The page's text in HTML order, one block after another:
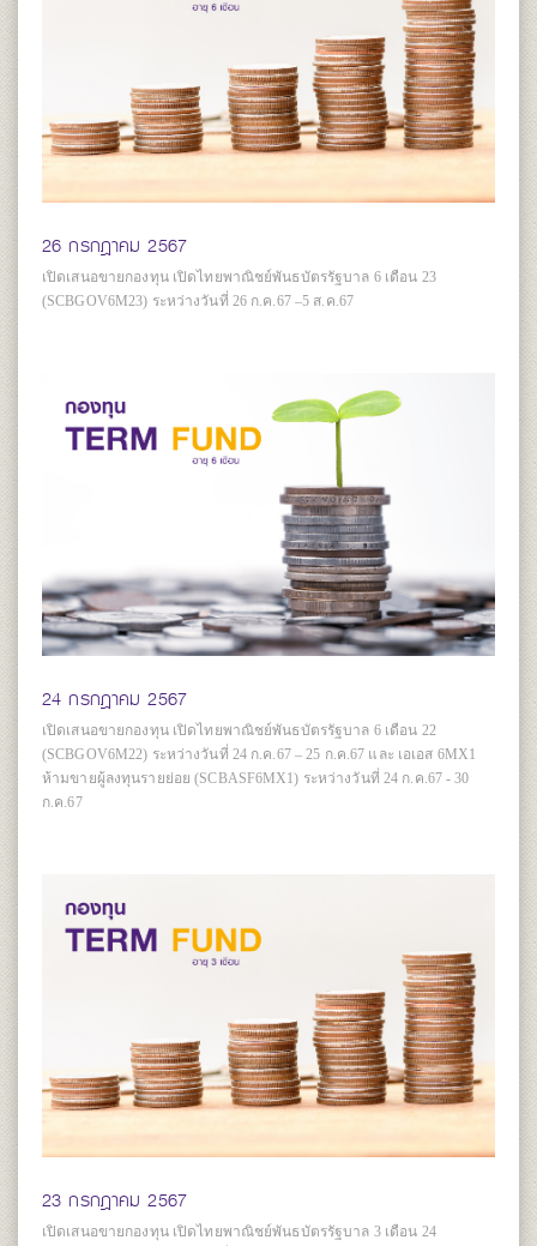
26 กรกฎาคม 2567
เปิดเสนอขายกองทุน เปิดไทยพาณิชย์พันธบัตรรัฐบาล 6 เดือน 23
(SCBGOV6M23) ระหว่างวันที่ 26 ก.ค.67 –5 ส.ค.67
24 กรกฎาคม 2567
เปิดเสนอขายกองทุน เปิดไทยพาณิชย์พันธบัตรรัฐบาล 6 เดือน 22
(SCBGOV6M22) ระหว่างวันที่ 24 ก.ค.67 – 25 ก.ค.67 และ เอเอส 6MX1
ห้ามขายผู้ลงทุนรายย่อย (SCBASF6MX1) ระหว่างวันที่ 24 ก.ค.67 - 30
ก.ค.67
23 กรกฎาคม 2567
เปิดเสนอขายกองทุน เปิดไทยพาณิชย์พันธบัตรรัฐบาล 3 เดือน 24